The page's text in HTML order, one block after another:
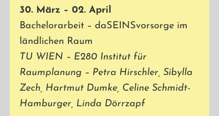
30. März – 02. April
Bachelorarbeit – daSEINSvorsorge im
ländlichen Raum
TU WIEN – E280 Institut für
Raumplanung – Petra Hirschler, Sibylla
Zech, Hartmut Dumke, Celine Schmidt-
Hamburger, Linda Dörrzapf